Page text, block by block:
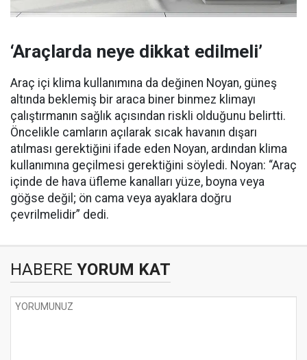
‘Araçlarda neye dikkat edilmeli’
Araç içi klima kullanımına da değinen Noyan, güneş
altında beklemiş bir araca biner binmez klimayı
çalıştırmanın sağlık açısından riskli olduğunu belirtti.
Öncelikle camların açılarak sıcak havanın dışarı
atılması gerektiğini ifade eden Noyan, ardından klima
kullanımına geçilmesi gerektiğini söyledi. Noyan: “Araç
içinde de hava üfleme kanalları yüze, boyna veya
göğse değil; ön cama veya ayaklara doğru
çevrilmelidir” dedi.
HABERE YORUM KAT